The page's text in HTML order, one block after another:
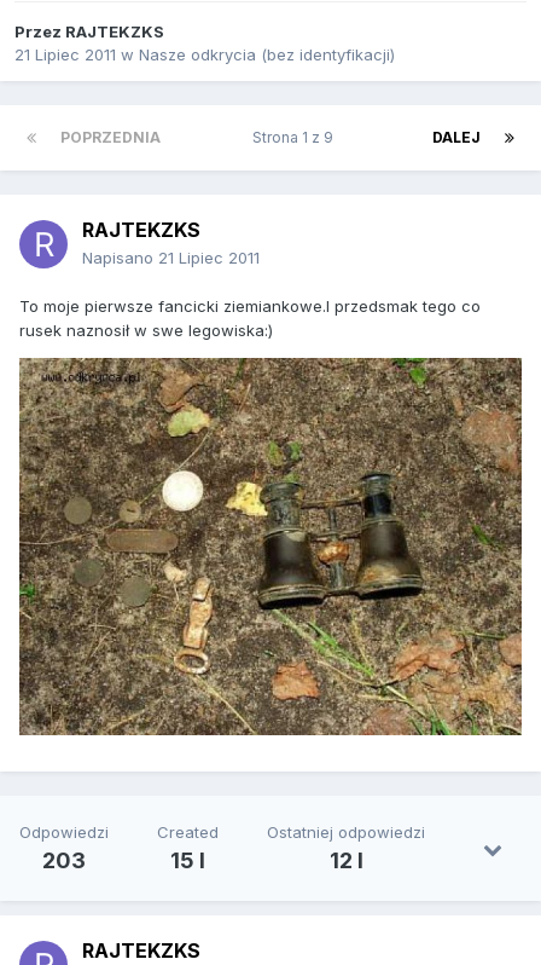
Przez RAJTEKZKS
21 Lipiec 2011 w Nasze odkrycia (bez identyfikacji)
POPRZEDNIA DALEJ
Strona 1 z 9
RAJTEKZKS
Napisano 21 Lipiec 2011
To moje pierwsze fancicki ziemiankowe.I przedsmak tego co
rusek naznosił w swe legowiska:)
Odpowiedzi
203
Created
15 l
Ostatniej odpowiedzi
12 l
RAJTEKZKS